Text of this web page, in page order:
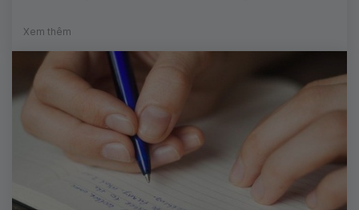
Xem thêm